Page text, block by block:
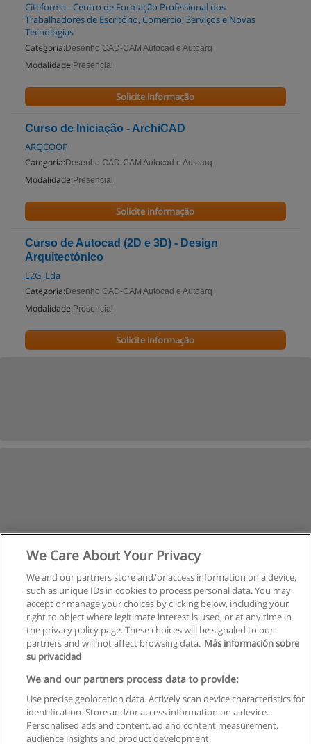
Citeforma - Centro de Formação Profissional dos
Trabalhadores de Escritório, Comércio, Serviços e Novas
Tecnologias
Categoria: Desenho CAD-CAM Autocad e Autoarq
Modalidade: Presencial
Solicite informação
Curso de Iniciação - ArchiCAD
ARQCOOP
Categoria: Desenho CAD-CAM Autocad e Autoarq
Modalidade: Presencial
Solicite informação
Curso de Autocad (2D e 3D) - Design
Arquitectónico
L2G, Lda
Categoria: Desenho CAD-CAM Autocad e Autoarq
Modalidade: Presencial
Solicite informação
Regras de uso
Privacidade de dados
Entrar em contato com Educaedu
We Care About Your Privacy
We and our partners store and/or access information on a device,
such as unique IDs in cookies to process personal data. You may
accept or manage your choices by clicking below, including your
right to object where legitimate interest is used, or at any time in
the privacy policy page. These choices will be signaled to our
partners and will not affect browsing data. Más información sobre
su privacidad
We and our partners process data to provide:
Use precise geolocation data. Actively scan device characteristics for
identification. Store and/or access information on a device.
Personalised ads and content, ad and content measurement,
audience insights and product development.